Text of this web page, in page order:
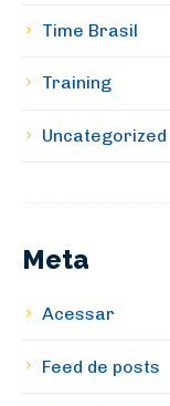
Time Brasil
Training
Uncategorized
Meta
Acessar
Feed de posts